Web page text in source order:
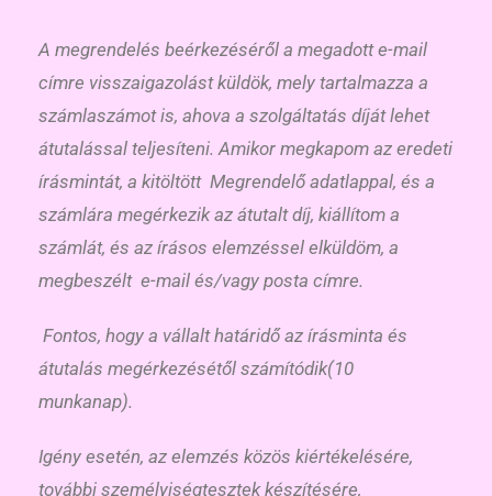
A megrendelés beérkezéséről a megadott e-mail
címre visszaigazolást küldök, mely tartalmazza a
számlaszámot is, ahova a szolgáltatás díját lehet
átutalással teljesíteni. Amikor megkapom az eredeti
írásmintát, a kitöltött Megrendelő adatlappal, és a
számlára megérkezik az átutalt díj, kiállítom a
számlát, és az írásos elemzéssel elküldöm, a
megbeszélt e-mail és/vagy posta címre.
Fontos, hogy a vállalt határidő az írásminta és
átutalás megérkezésétől számítódik(10
munkanap).
Igény esetén, az elemzés közös kiértékelésére,
további személyiségtesztek készítésére,